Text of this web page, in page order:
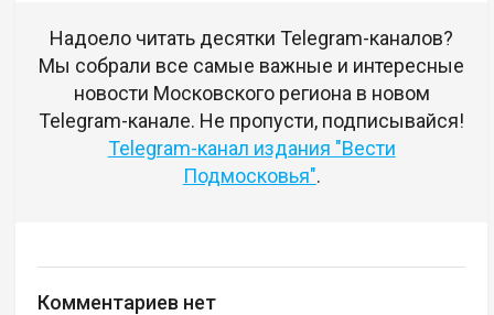
Надоело читать десятки Telegram-каналов?
Мы собрали все самые важные и интересные
новости Московского региона в новом
Telegram-канале. Не пропусти, подписывайся!
Telegram-канал издания "Вести
Подмосковья".
Комментариев нет